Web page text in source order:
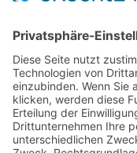
Widerrufsbelehrung
Bankdaten